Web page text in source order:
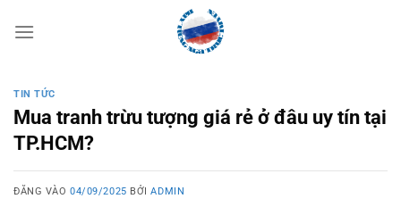
qua
TIN TỨC
Mua tranh trừu tượng giá rẻ ở đâu uy tín tại
TP.HCM?
ĐĂNG VÀO04/09/2025 BỞIADMIN